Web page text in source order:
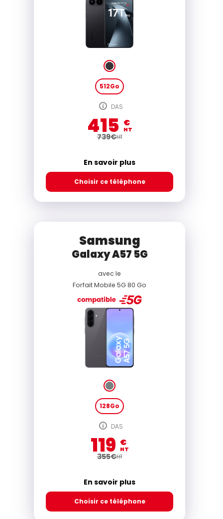
512Go
DAS
415 €
HT
739€HT
En savoir plus
Choisir ce téléphone
Samsung
Galaxy A57 5G
avec le
Forfait Mobile 5G 80 Go
128Go
DAS
119 €
HT
355€HT
En savoir plus
Choisir ce téléphone